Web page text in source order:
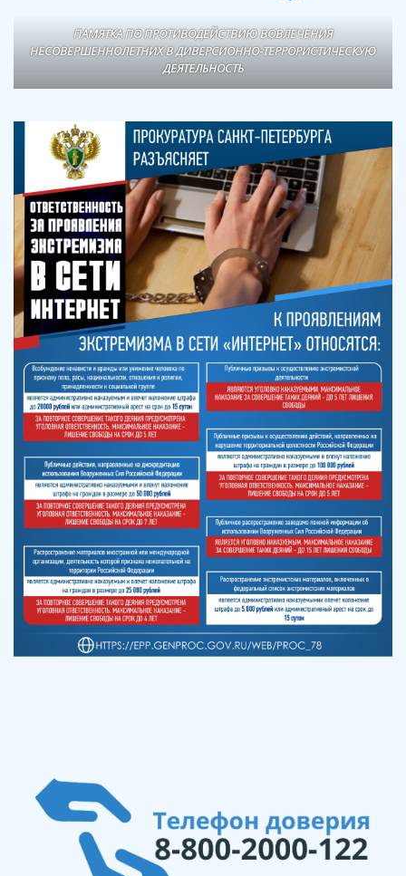
ПАМЯТКА ПО ПРОТИВОДЕЙСТВИЮ ВОВЛЕЧЕНИЯ
НЕСОВЕРШЕННОЛЕТНИХ В ДИВЕРСИОННО-ТЕРРОРИСТИЧЕСКУЮ
ДЕЯТЕЛЬНОСТЬ